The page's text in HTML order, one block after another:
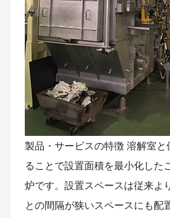
製品・サービスの特徴 溶解室
ることで設置面積を最小化した
炉です。設置スペースは従来よ
との間隔が狭いスペースにも配